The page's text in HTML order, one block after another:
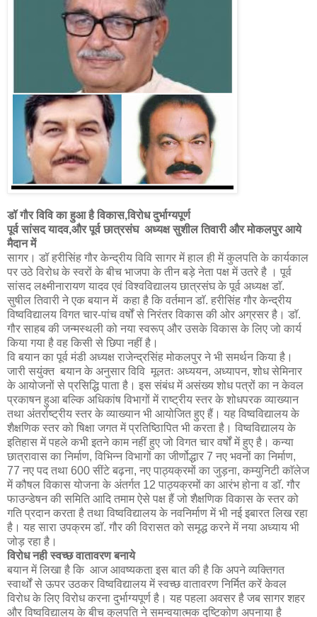
डॉ गौर विवि का हुआ है विकास,विरोध दुर्भाग्यपूर्ण
पूर्व सांसद यादव,और पूर्व छात्रसंघ अध्यक्ष सुशील तिवारी और मोकलपुर आये
मैदान में
सागर। डॉ हरीसिंह गौर केन्द्रीय विवि सागर में हाल ही में कुलपति के कार्यकाल
पर उठे विरोध के स्वरों के बीच भाजपा के तीन बड़े नेता पक्ष में उतरे है । पूर्व
सांसद लक्ष्मीनारायण यादव एवं विश्वविद्यालय छात्रसंघ के पूर्व अध्यक्ष डाॅ.
सुषील तिवारी ने एक बयान में कहा है कि वर्तमान डाॅ. हरीसिंह गौर केन्द्रीय
विष्वविद्यालय विगत चार-पांच वर्षों से निरंतर विकास की ओर अग्रसर है। डाॅ.
गौर साहब की जन्मस्थली को नया स्वरूप् और उसके विकास के लिए जो कार्य
किया गया है वह किसी से छिपा नहीं है।
वि बयान का पूर्व मंडी अध्यक्ष राजेन्द्रसिंह मोकलपुर ने भी समर्थन किया है।
जारी सयुंक्त बयान के अनुसार विवि मूलतः अध्ययन, अध्यापन, शोध सेमिनार
के आयोजनों से प्रसिद्धि पाता है। इस संबंध में असंख्य शोध पत्रों का न केवल
प्रकाषन हुआ बल्कि अधिकांष विभागों में राष्ट्रीय स्तर के शोधपरक व्याख्यान
तथा अंतर्राष्ट्रीय स्तर के व्याख्यान भी आयोजित हुए हैं। यह विष्वविद्यालय के
शैक्षणिक स्तर को षिक्षा जगत में प्रतिष्ठिापित भी करता है। विष्वविद्यालय के
इतिहास में पहले कभी इतने काम नहीं हुए जो विगत चार वर्षों में हुए है। कन्या
छात्रावास का निर्माण, विभिन्न विभागों का जीर्णोद्धार 7 नए भवनों का निर्माण,
77 नए पद तथा 600 सींटे बढ़ना, नए पाठ्यक्रमों का जुड़ना, कम्युनिटी काॅलेज
में कौषल विकास योजना के अंतर्गत 12 पाठ्यक्रमों का आरंभ होना व डाॅ. गौर
फाउन्डेषन की समिति आदि तमाम ऐसे पक्ष हैं जो शैक्षणिक विकास के स्तर को
गति प्रदान करता है तथा विष्वविद्यालय के नवनिर्माण में भी नई इबारत लिख रहा
है। यह सारा उपक्रम डाॅ. गौर की विरासत को समृद्ध करने में नया अध्याय भी
जोड़ रहा है।
विरोध नही स्वच्छ वातावरण बनाये
बयान में लिखा है कि आज आवष्यकता इस बात की है कि अपने व्यक्तिगत
स्वार्थों से ऊपर उठकर विष्वविद्यालय में स्वच्छ वातावरण निर्मित करें केवल
विरोध के लिए विरोध करना दुर्भाग्यपूर्ण है। यह पहला अवसर है जब सागर शहर
और विष्वविद्यालय के बीच कुलपति ने समन्वयात्मक दृष्टिकोण अपनाया है